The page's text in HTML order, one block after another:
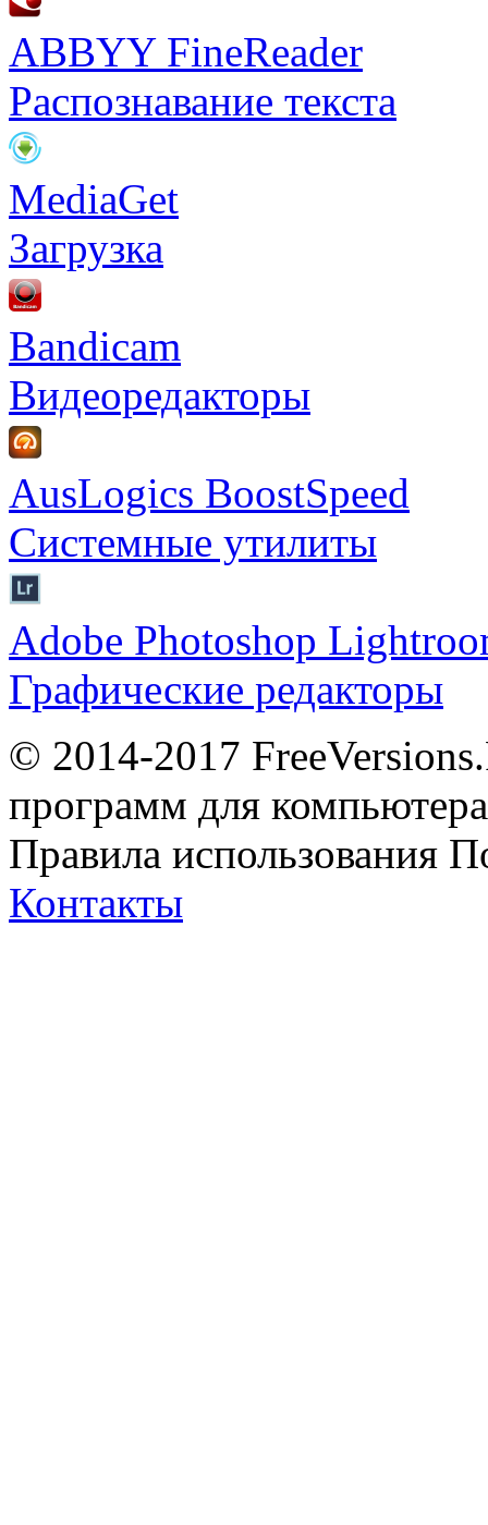
ABBYY FineReader
Распознавание текста
MediaGet
Загрузка
Bandicam
Видеоредакторы
AusLogics BoostSpeed
Системные утилиты
Adobe Photoshop
Графические редакторы
© 2014-2017
программ для
Правила использования
Контакты